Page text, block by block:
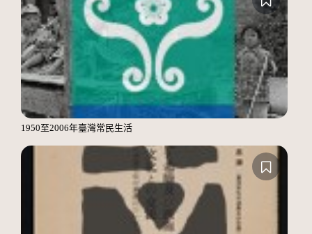
1950至2006年臺灣常民生活